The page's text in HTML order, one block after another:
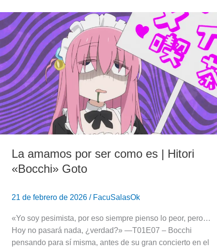
La amamos por ser como es | Hitori
«Bocchi» Goto
21 de febrero de 2026 / FacuSalasOk
«Yo soy pesimista, por eso siempre pienso lo peor, pero…
Hoy no pasará nada, ¿verdad?» —T01E07 – Bocchi
pensando para sí misma, antes de su gran concierto en el
La
amamos
por
ser
como
es
|
Hitori
«Bocchi»
Goto